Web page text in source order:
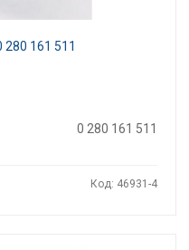
161 511
0 280 161 511
Код: 46931-4